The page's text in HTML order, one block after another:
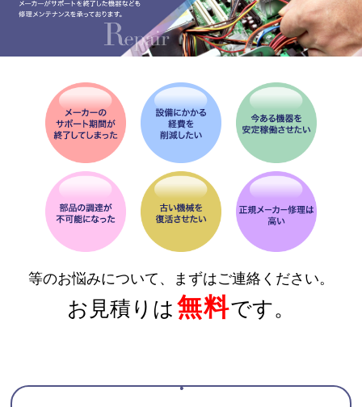
等のお悩みについて、まずはご連絡ください。
お見積りは 無料です。